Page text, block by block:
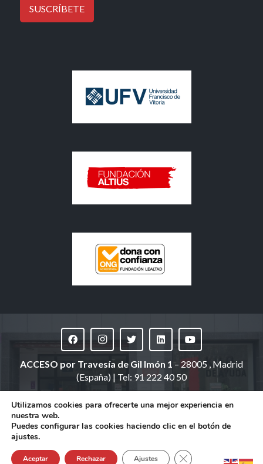
ACCESO por Travesía de Gil Imón 1 – 28005 , Madrid
(España) | Tel: 91 222 40 50
(domicilio social: Ronda de Segovia, 34 | Madrid)
©Fundación Altius España
reservados |Aviso legal|Política de privacidad|Política
denuncias|Política de Compliance Penal
Utilizamos cookies para ofrecerte una mejor experiencia en
nuestra web.
Puedes configurar las cookies haciendo clic en el botón de
ajustes.
Aceptar Rechazar Ajustes Cerrar el banner de